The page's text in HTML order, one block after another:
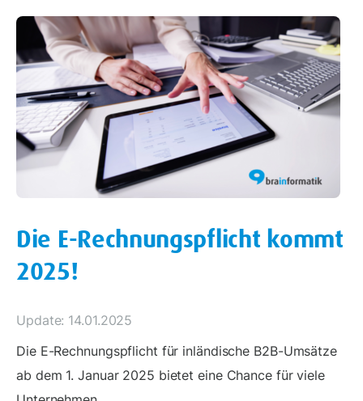
Die E-Rechnungspflicht kommt
2025!
Update: 14.01.2025
Die E-Rechnungspflicht für inländische B2B-Umsätze
ab dem 1. Januar 2025 bietet eine Chance für viele